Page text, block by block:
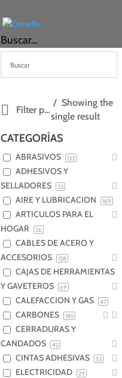
Buscar…
Filter products
Showing the
single result
CATEGORÍAS
ABRASIVOS 133
ADHESIVOS Y
SELLADORES
23
AIRE Y LUBRICACION 169
ARTICULOS PARA EL
HOGAR
26
CABLES DE ACERO Y
ACCESORIOS
128
CAJAS DE HERRAMIENTAS
Y GAVETEROS
69
CALEFACCION Y GAS 47
CARBONES 185
CERRADURAS Y
CANDADOS
42
CINTAS ADHESIVAS 53
ELECTRICIDAD 29